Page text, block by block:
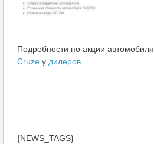
Подробности по акции автомобиля
Cruze у дилеров.
{NEWS_TAGS}